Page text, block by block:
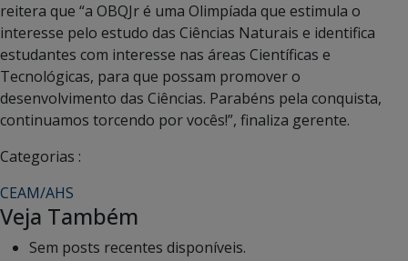
reitera que “a OBQJr é uma Olimpíada que estimula o
interesse pelo estudo das Ciências Naturais e identifica
estudantes com interesse nas áreas Científicas e
Tecnológicas, para que possam promover o
desenvolvimento das Ciências. Parabéns pela conquista,
continuamos torcendo por vocês!”, finaliza gerente.
Categorias :
CEAM/AHS
Veja Também
Sem posts recentes disponíveis.